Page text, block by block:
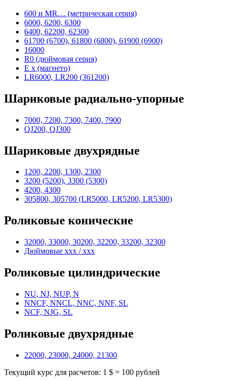
600 и MR… (метрическая серия)
6000, 6200, 6300
6400, 62200, 62300
61700 (6700), 61800 (6800), 61900 (6900)
16000
R0 (дюймовая серия)
E x (магнето)
LR6000, LR200 (361200)
Шариковые радиально-упорные
7000, 7200, 7300, 7400, 7900
QJ200, QJ300
Шариковые двухрядные
1200, 2200, 1300, 2300
3200 (5200), 3300 (5300)
4200, 4300
305800, 305700 (LR5000, LR5200, LR5300)
Роликовые конические
32000, 33000, 30200, 32200, 33200, 32300
Дюймовые xxx / xxx
Роликовые цилиндрические
NU, NJ, NUP, N
NNCF, NNCL, NNC, NNF, SL
NCF, NJG, SL
Роликовые двухрядные
22000, 23000, 24000, 21300
Текущий курс для расчетов: 1 $ = 100 рублей